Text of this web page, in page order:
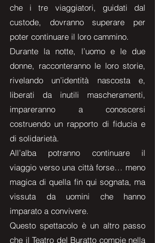
che i tre viaggiatori, guidati dal
custode, dovranno superare per
poter continuare il loro cammino.
Durante la notte, l’uomo e le due
donne, racconteranno le loro storie,
rivelando un’identità nascosta e,
liberati da inutili mascheramenti,
impareranno a conoscersi
costruendo un rapporto di fiducia e
di solidarietà.
All’alba potranno continuare il
viaggio verso una città forse… meno
magica di quella fin qui sognata, ma
vissuta da uomini che hanno
imparato a convivere.
Questo spettacolo è un altro passo
che il Teatro del Buratto compie nella